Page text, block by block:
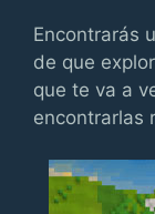
Encontrarás
de que
que te va a
encontrarlas